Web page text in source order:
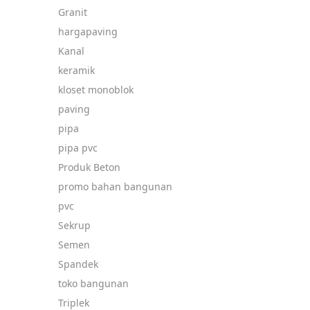
Granit
hargapaving
Kanal
keramik
kloset monoblok
paving
pipa
pipa pvc
Produk Beton
promo bahan bangunan
pvc
Sekrup
Semen
Spandek
toko bangunan
Triplek